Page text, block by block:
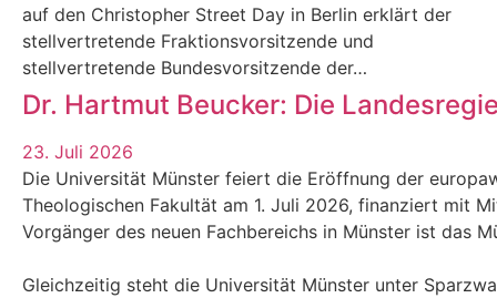
auf den Christopher Street Day in Berlin erklärt der
stellvertretende Fraktionsvorsitzende und
stellvertretende Bundesvorsitzende der…
Dr. Hartmut Beucker: Die
23. Juli 2026
Die Universität Münster feiert die Eröffnung der
Theologischen Fakultät am 1. Juli 2026, finanziert mit
Vorgänger des neuen Fachbereichs in Münster ist das
Gleichzeitig steht die Universität Münster unter